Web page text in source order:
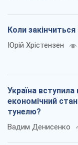
Коли закінчиться
Юрій Хрістензен
Україна
економічний
тунелю?
Вадим Денисенко